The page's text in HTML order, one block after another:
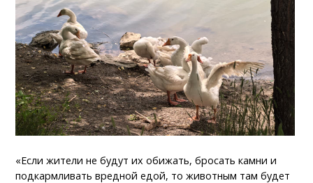
«Если жители не будут их обижать, бросать камни и
подкармливать вредной едой, то животным там будет